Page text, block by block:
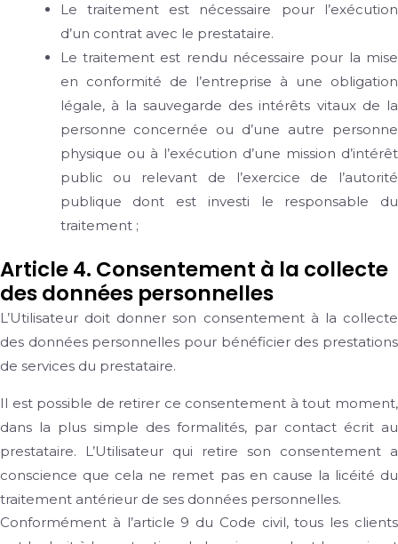
Le traitement est nécessaire pour l’exécution
d’un contrat avec le prestataire.
Le traitement est rendu nécessaire pour la mise
en conformité de l’entreprise à une obligation
légale, à la sauvegarde des intérêts vitaux de la
personne concernée ou d’une autre personne
physique ou à l’exécution d’une mission d’intérêt
public ou relevant de l’exercice de l’autorité
publique dont est investi le responsable du
traitement ;
Article 4. Consentement à la collecte
des données personnelles
L’Utilisateur doit donner son consentement à la collecte
des données personnelles pour bénéficier des prestations
de services du prestataire.
Il est possible de retirer ce consentement à tout moment,
dans la plus simple des formalités, par contact écrit au
prestataire. L’Utilisateur qui retire son consentement a
conscience que cela ne remet pas en cause la licéité du
traitement antérieur de ses données personnelles.
Conformément à l’article 9 du Code civil, tous les clients